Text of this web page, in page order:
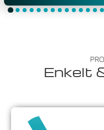
Enkelt